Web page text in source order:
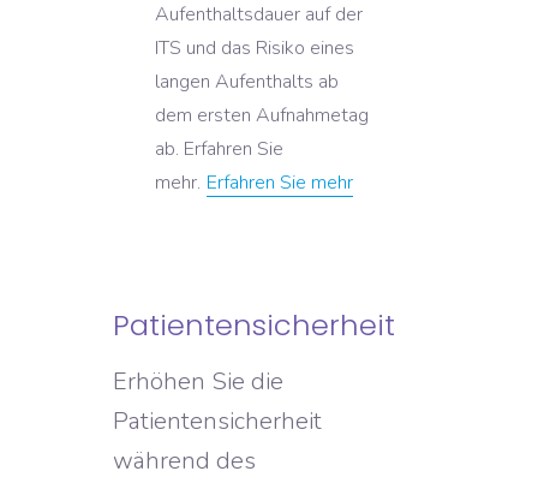
Aufenthaltsdauer auf der
ITS und das Risiko eines
langen Aufenthalts ab
dem ersten Aufnahmetag
ab. Erfahren Sie
mehr. Erfahren Sie mehr
Patientensicherheit
Erhöhen Sie die
Patientensicherheit
während des